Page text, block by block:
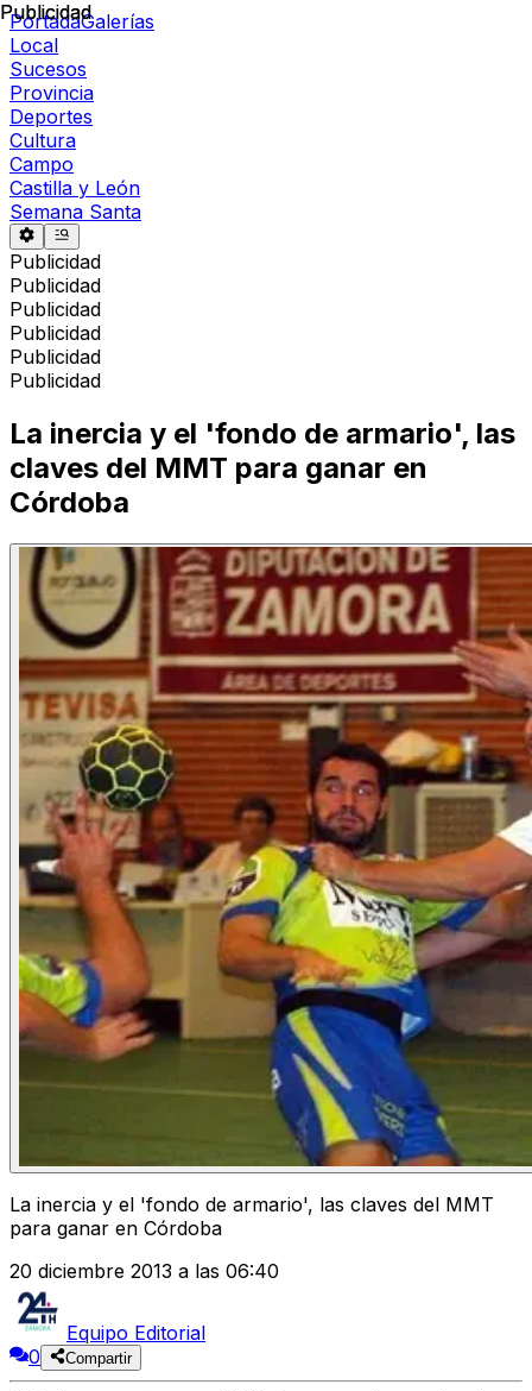
PortadaGalerías
Local
Sucesos
Provincia
Deportes
Cultura
Campo
Castilla y León
Semana Santa
Publicidad
Publicidad
Publicidad
Publicidad
Publicidad
Publicidad
Publicidad
La inercia y el 'fondo de armario', las
claves del MMT para ganar en
Córdoba
La inercia y el 'fondo de armario', las claves del MMT
para ganar en Córdoba
20 diciembre 2013 a las 06:40
Equipo Editorial
0
Compartir
Publicidad